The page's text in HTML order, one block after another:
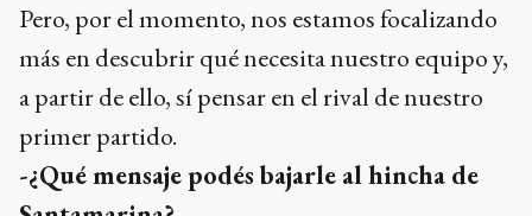
Pero, por el momento, nos estamos focalizando
más en descubrir qué necesita nuestro equipo y,
a partir de ello, sí pensar en el rival de nuestro
primer partido.
-¿Qué mensaje podés bajarle al hincha de